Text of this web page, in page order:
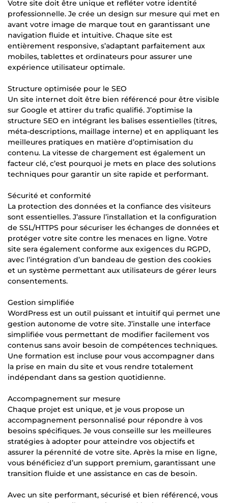
Votre site doit être unique et refléter votre identité
professionnelle. Je crée un design sur mesure qui met en
avant votre image de marque tout en garantissant une
navigation fluide et intuitive. Chaque site est
entièrement responsive, s’adaptant parfaitement aux
mobiles, tablettes et ordinateurs pour assurer une
expérience utilisateur optimale.
Structure optimisée pour le SEO
Un site internet doit être bien référencé pour être visible
sur Google et attirer du trafic qualifié. J’optimise la
structure SEO en intégrant les balises essentielles (titres,
méta-descriptions, maillage interne) et en appliquant les
meilleures pratiques en matière d’optimisation du
contenu. La vitesse de chargement est également un
facteur clé, c’est pourquoi je mets en place des solutions
techniques pour garantir un site rapide et performant.
Sécurité et conformité
La protection des données et la confiance des visiteurs
sont essentielles. J’assure l’installation et la configuration
de SSL/HTTPS pour sécuriser les échanges de données et
protéger votre site contre les menaces en ligne. Votre
site sera également conforme aux exigences du RGPD,
avec l’intégration d’un bandeau de gestion des cookies
et un système permettant aux utilisateurs de gérer leurs
consentements.
Gestion simplifiée
WordPress est un outil puissant et intuitif qui permet une
gestion autonome de votre site. J’installe une interface
simplifiée vous permettant de modifier facilement vos
contenus sans avoir besoin de compétences techniques.
Une formation est incluse pour vous accompagner dans
la prise en main du site et vous rendre totalement
indépendant dans sa gestion quotidienne.
Accompagnement sur mesure
Chaque projet est unique, et je vous propose un
accompagnement personnalisé pour répondre à vos
besoins spécifiques. Je vous conseille sur les meilleures
stratégies à adopter pour atteindre vos objectifs et
assurer la pérennité de votre site. Après la mise en ligne,
vous bénéficiez d’un support premium, garantissant une
transition fluide et une assistance en cas de besoin.
Avec un site performant, sécurisé et bien référencé, vous